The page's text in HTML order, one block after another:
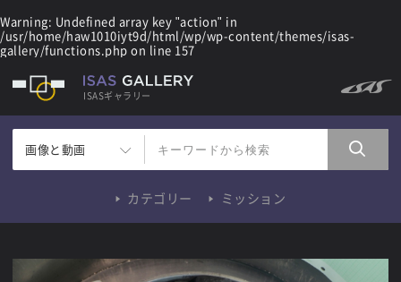
Warning: Undefined array key "action" in
/usr/home/haw1010iyt9d/html/wp/wp-content/themes/isas-
gallery/functions.php on line 157
ISASギャラリー
画像と動画
カテゴリー ミッション